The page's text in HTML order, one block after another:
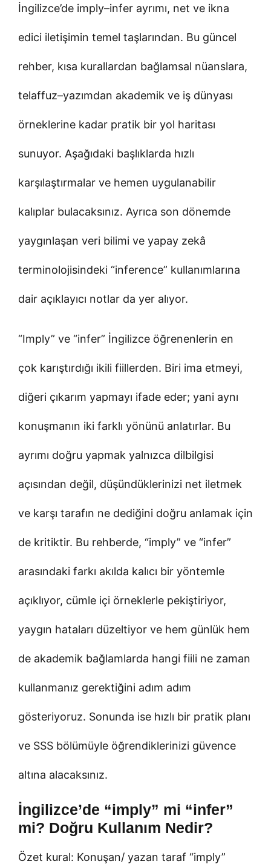
İngilizce’de imply–infer ayrımı, net ve ikna
edici iletişimin temel taşlarından. Bu güncel
rehber, kısa kurallardan bağlamsal nüanslara,
telaffuz–yazımdan akademik ve iş dünyası
örneklerine kadar pratik bir yol haritası
sunuyor. Aşağıdaki başlıklarda hızlı
karşılaştırmalar ve hemen uygulanabilir
kalıplar bulacaksınız. Ayrıca son dönemde
yaygınlaşan veri bilimi ve yapay zekâ
terminolojisindeki “inference” kullanımlarına
dair açıklayıcı notlar da yer alıyor.
“Imply” ve “infer” İngilizce öğrenenlerin en
çok karıştırdığı ikili fiillerden. Biri ima etmeyi,
diğeri çıkarım yapmayı ifade eder; yani aynı
konuşmanın iki farklı yönünü anlatırlar. Bu
ayrımı doğru yapmak yalnızca dilbilgisi
açısından değil, düşündüklerinizi net iletmek
ve karşı tarafın ne dediğini doğru anlamak için
de kritiktir. Bu rehberde, “imply” ve “infer”
arasındaki farkı akılda kalıcı bir yöntemle
açıklıyor, cümle içi örneklerle pekiştiriyor,
yaygın hataları düzeltiyor ve hem günlük hem
de akademik bağlamlarda hangi fiili ne zaman
kullanmanız gerektiğini adım adım
gösteriyoruz. Sonunda ise hızlı bir pratik planı
ve SSS bölümüyle öğrendiklerinizi güvence
altına alacaksınız.
İngilizce’de “imply” mi “infer”
mi? Doğru Kullanım Nedir?
Özet kural: Konuşan/ yazan taraf “imply”